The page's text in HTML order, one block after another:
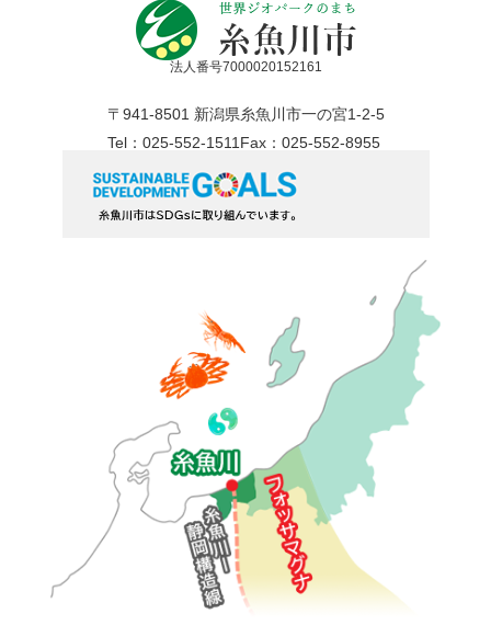
法人番号7000020152161
〒941-8501 新潟県糸魚川市一の宮1-2-5
Tel：025-552-1511Fax：025-552-8955